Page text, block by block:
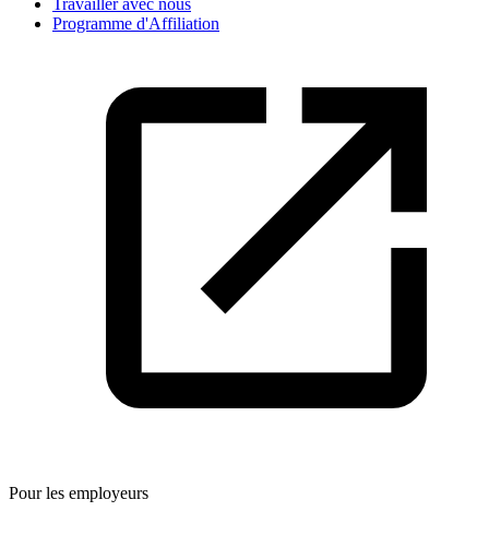
Programme d'Affiliation
Pour les employeurs